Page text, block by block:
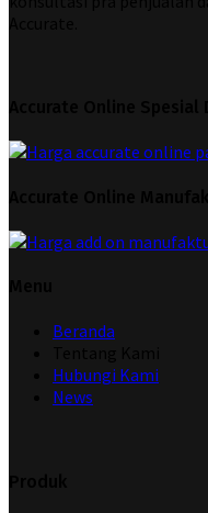
Beranda
Hubungi Kami
News